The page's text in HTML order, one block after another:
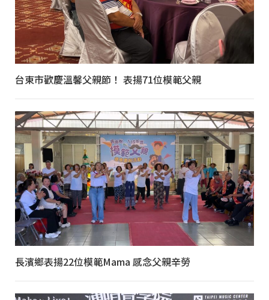
台東市歡慶溫馨父親節！ 表揚71位模範父親
長濱鄉表揚22位模範Mama 感念父親辛勞